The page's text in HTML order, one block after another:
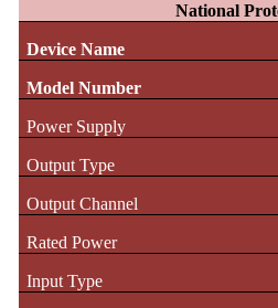
National
Device Name
Model Number
Power Supply
Output Type
Output Channel
Rated Power
Input Type